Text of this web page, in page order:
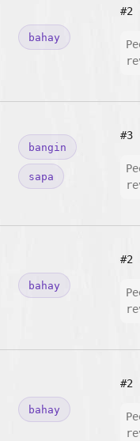
bahay
#2
bangin
sapa
#3
bahay
#2
bahay
#2